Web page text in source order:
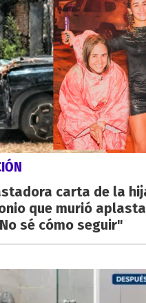
carta de la
que murió
sé cómo seguir"